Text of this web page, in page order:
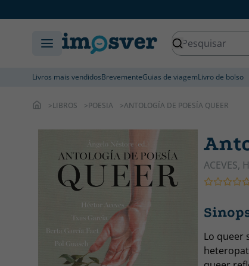
Livros mais vendidosBrevementeGuias de viagemLivro de bolso
LIBROS POESIA ANTOLOGÍA DE POESÍA QUEER
ACEVES,
Lo queer